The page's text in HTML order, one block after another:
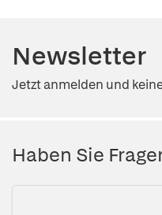
Newsletter
Jetzt anmelden und
Haben Sie